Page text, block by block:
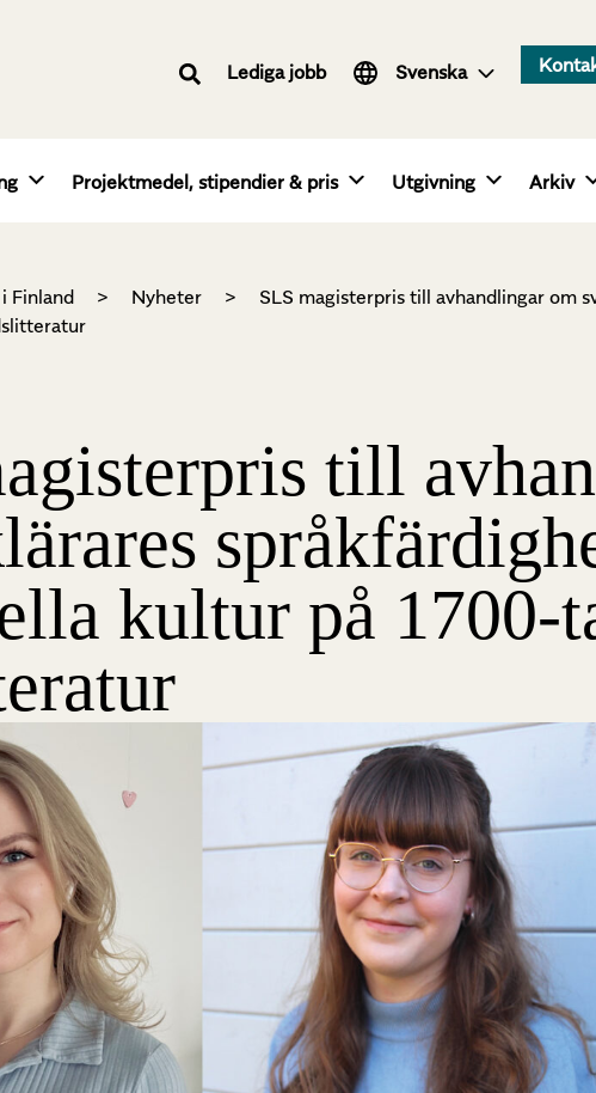
Lediga jobb Svenska
English
Projektmedel, stipendier & pris Utgivning Arkiv
Finland > Nyheter >
SLS magisterpris till avhandlingar om
till
kultur på 1700-